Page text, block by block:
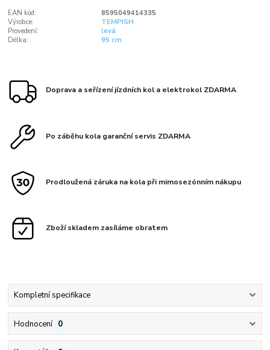
EAN kód:
8595049414335
Výrobce:
TEMPISH
Provedení:
levá
Délka:
95 cm
Doprava a seřízení jízdních kol a elektrokol ZDARMA
Po záběhu kola garanční servis ZDARMA
Prodloužená záruka na kola při mimosezónním nákupu
Zboží skladem zasíláme obratem
Kompletní specifikace
Hodnocení 0